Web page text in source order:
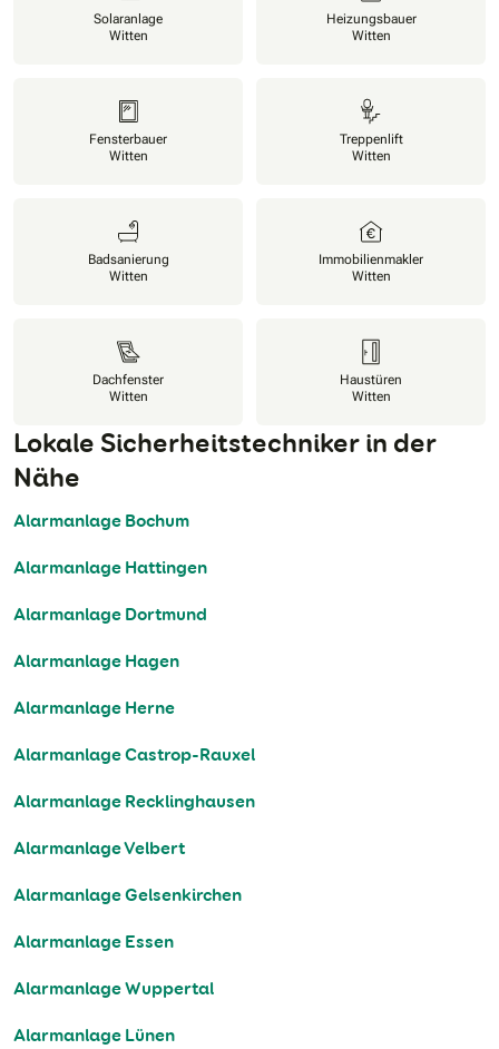
Solaranlage
Witten
Heizungsbauer
Witten
Fensterbauer
Witten
Treppenlift
Witten
Badsanierung
Witten
Immobilienmakler
Witten
Dachfenster
Witten
Haustüren
Witten
Lokale Sicherheitstechniker in der
Nähe
Alarmanlage Bochum
Alarmanlage Hattingen
Alarmanlage Dortmund
Alarmanlage Hagen
Alarmanlage Herne
Alarmanlage Castrop-Rauxel
Alarmanlage Recklinghausen
Alarmanlage Velbert
Alarmanlage Gelsenkirchen
Alarmanlage Essen
Alarmanlage Wuppertal
Alarmanlage Lünen